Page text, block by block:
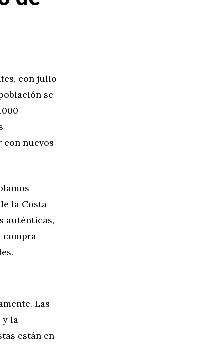
con julio
se
con nuevos
la Costa
auténticas,
compra
Las
y la
están en